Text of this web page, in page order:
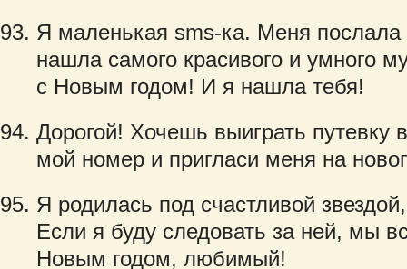
Я маленькая sms-ка. Меня
нашла самого красивого и умного
с Новым годом! И я нашла тебя!
Дорогой! Хочешь выиграть
мой номер и пригласи меня на
Я родилась под счастливой
Если я буду следовать за ней, мы
Новым годом, любимый!